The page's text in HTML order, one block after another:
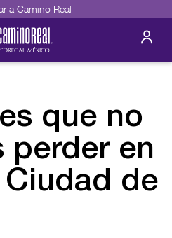
a Camino Real
que no
perder en
de